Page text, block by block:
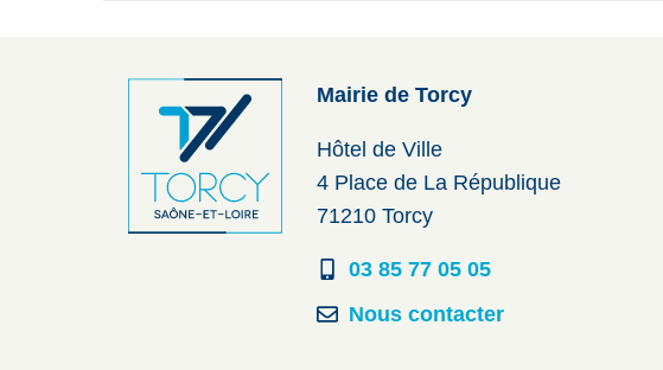
Mairie de Torcy
Hôtel de Ville
4 Place de La République
71210 Torcy
03 85 77 05 05
Nous contacter